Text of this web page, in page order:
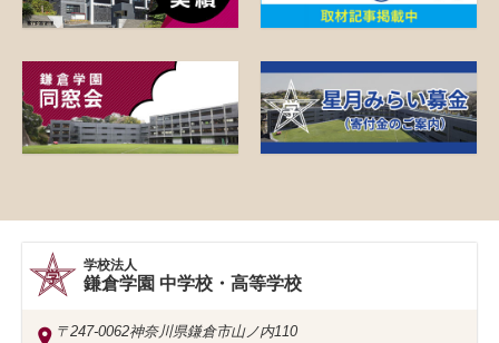
学校法人
鎌倉学園 中学校・高等学校
〒247-0062神奈川県鎌倉市山ノ内110